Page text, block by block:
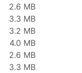
2.6 MB
3.3 MB
3.2 MB
4.0 MB
2.6 MB
3.3 MB